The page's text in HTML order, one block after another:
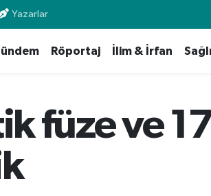
Yazarlar
Röportaj İlim & İrfan
füze ve